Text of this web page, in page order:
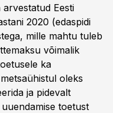
Eesti
2020 (edaspidi
mille mahtu tuleb
võimalik
ka
oleks
ja pidevalt
toetust